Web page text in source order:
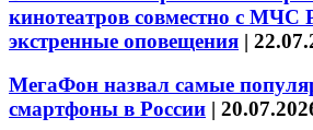
кинотеатров совместно с МЧС
экстренные оповещения |
МегаФон назвал самые
смартфоны в России |